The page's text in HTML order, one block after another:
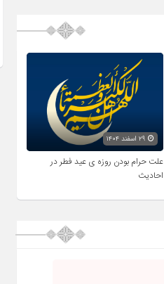
علت حرام بودن روزه ی عید فطر در
احادیث